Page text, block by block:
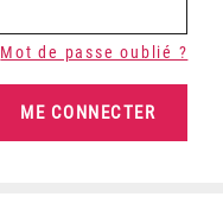
Mot de passe oublié ?